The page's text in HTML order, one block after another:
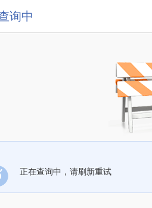
询中
正在查询中，请刷新重试